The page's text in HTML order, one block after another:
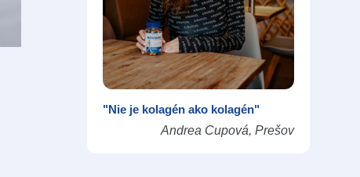
"Nie je kolagén ako kolagén"
Andrea Cupová, Prešov